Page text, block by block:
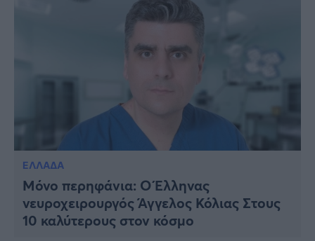
ΕΛΛΑΔΑ
Μόνο περηφάνια: Ο Έλληνας
νευροχειρουργός Άγγελος Κόλιας Στους
10 καλύτερους στον κόσμο